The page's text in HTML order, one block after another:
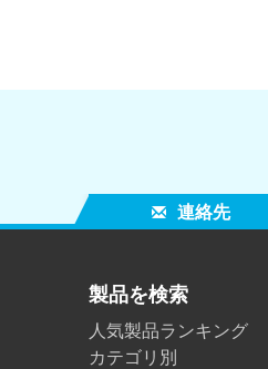
連絡先
製品を検索
人気製品ランキング
カテゴリ別